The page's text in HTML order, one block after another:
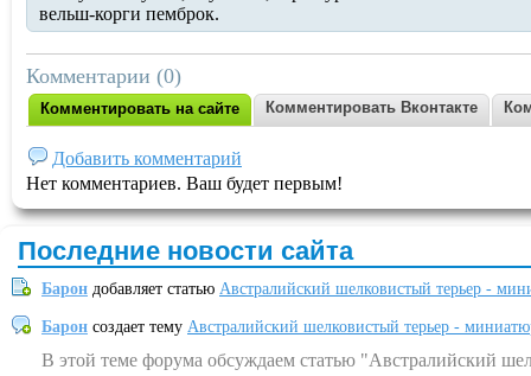
вельш-корги пемброк.
Комментарии (0)
Комментировать на сайте Комментировать Вконтакте
Добавить комментарий
Нет комментариев. Ваш будет первым!
Последние новости сайта
Барон добавляет статью Австралийский шелковистый терьер -
Барон создает тему Австралийский шелковистый терьер -
В этой теме форума обсуждаем статью "Австралийский